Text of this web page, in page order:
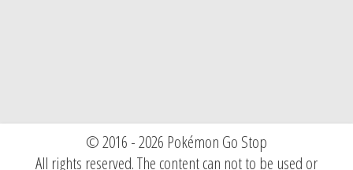
© 2016 - 2026 Pokémon Go Stop
All rights reserved. The content can not to be used or